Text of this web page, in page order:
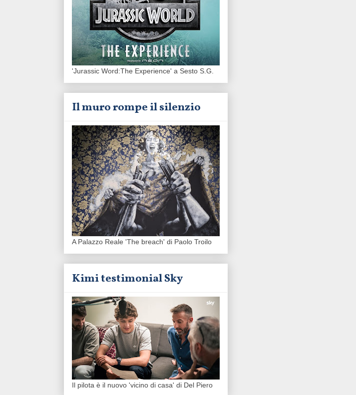
'Jurassic Word:The Experience' a Sesto S.G.
Il muro rompe il silenzio
A Palazzo Reale 'The breach' di Paolo Troilo
Kimi testimonial Sky
Il pilota è il nuovo 'vicino di casa' di Del Piero